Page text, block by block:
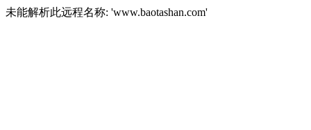
未能解析此远程名称: 'www.baotashan.com'